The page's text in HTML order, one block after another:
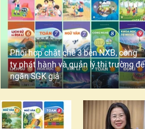
Phối hợp chặt chẽ 3 bên NXB, công
ty phát hành và quản lý thị trường để
ngăn SGK giả